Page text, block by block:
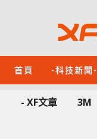
首頁 -科技新聞-
- XF文章 3M